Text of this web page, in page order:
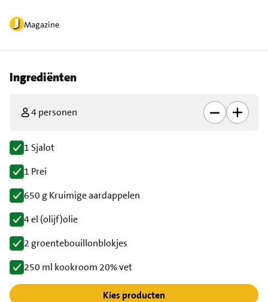
Magazine
Ingrediënten
4 personen
1 Sjalot
1 Prei
650 g Kruimige aardappelen
4 el (olijf)olie
2 groentebouillonblokjes
250 ml kookroom 20% vet
Kies producten